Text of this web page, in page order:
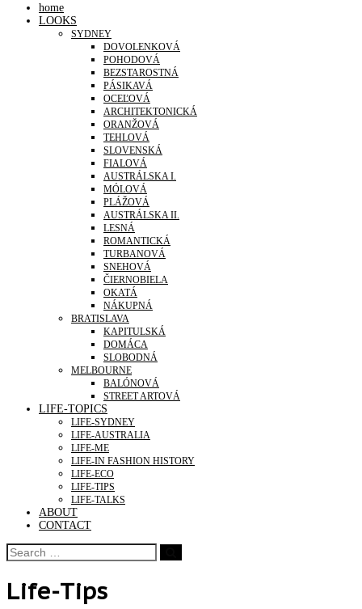
home
LOOKS
SYDNEY
DOVOLENKOVÁ
POHODOVÁ
BEZSTAROSTNÁ
PÁSIKAVÁ
OCEĽOVÁ
ARCHITEKTONICKÁ
ORANŽOVÁ
TEHLOVÁ
SLOVENSKÁ
FIALOVÁ
AUSTRÁLSKA I.
MÓLOVÁ
PLÁŽOVÁ
AUSTRÁLSKA II.
LESNÁ
ROMANTICKÁ
TURBANOVÁ
SNEHOVÁ
ČIERNOBIELA
OKATÁ
NÁKUPNÁ
BRATISLAVA
KAPITULSKÁ
DOMÁCA
SLOBODNÁ
MELBOURNE
BALÓNOVÁ
STREET ARTOVÁ
LIFE-TOPICS
LIFE-SYDNEY
LIFE-AUSTRALIA
LIFE-ME
LIFE-IN FASHION HISTORY
LIFE-ECO
LIFE-TIPS
LIFE-TALKS
ABOUT
CONTACT
Life-Tips